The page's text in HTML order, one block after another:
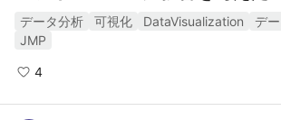
編】
データ分析 可視化 DataVisualization
デ
JMP
4